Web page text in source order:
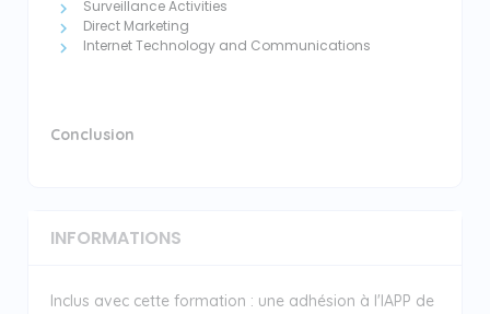
Surveillance Activities
Direct Marketing
Internet Technology and Communications
Conclusion
INFORMATIONS
Inclus avec cette formation : une adhésion à l'IAPP de